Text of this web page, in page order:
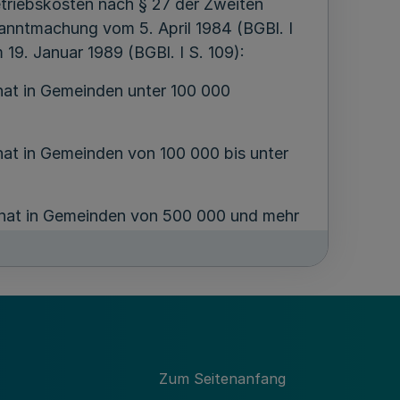
nach § 27 der Zweiten
vom 5. April 1984 (BGBl. I
Januar 1989 (BGBl. I S. 109):
in Gemeinden unter 100 000
in Gemeinden von 100 000 bis unter
in Gemeinden von 500 000 und mehr
Zum Seitenanfang